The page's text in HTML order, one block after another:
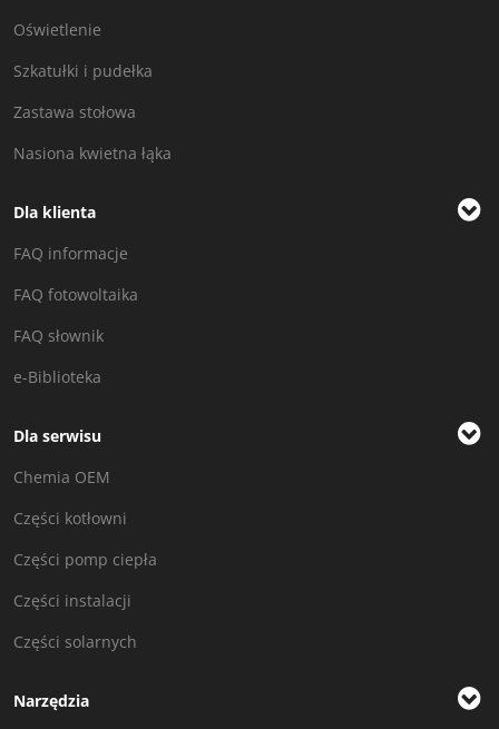
Oświetlenie
Szkatułki i pudełka
Zastawa stołowa
Nasiona kwietna łąka
Dla klienta
FAQ informacje
FAQ fotowoltaika
FAQ słownik
e-Biblioteka
Dla serwisu
Chemia OEM
Części kotłowni
Części pomp ciepła
Części instalacji
Części solarnych
Narzędzia